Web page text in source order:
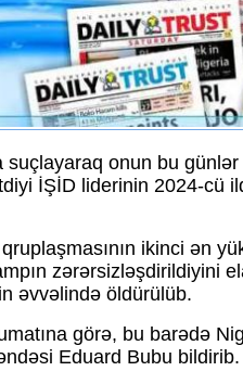
suçlayaraq onun bu günlər
İŞİD liderinin 2024-cü
ikinci ən
zərərsizləşdirildiyini
əvvəlində öldürülüb.
görə, bu barədə
Eduard Bubu bildirib.